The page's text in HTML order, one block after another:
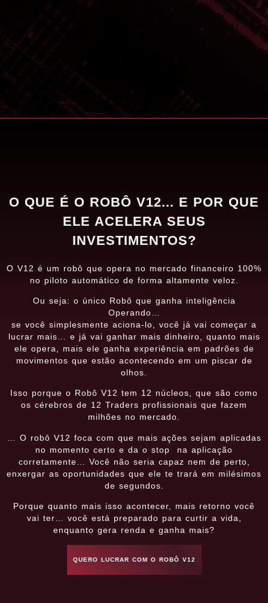
O QUE É O ROBÔ V12... E POR QUE
ELE ACELERA SEUS
INVESTIMENTOS?
O V12 é um robô que opera no mercado financeiro 100%
no piloto automático de forma altamente veloz.
Ou seja: o único Robô que ganha inteligência
Operando…
se você simplesmente aciona-lo, você já vai começar a
lucrar mais… e já vai ganhar mais dinheiro, quanto mais
ele opera, mais ele ganha experiência em padrões de
movimentos que estão acontecendo em um piscar de
olhos.
Isso porque o Robô V12 tem 12 núcleos, que são como
os cérebros de 12 Traders profissionais que fazem
milhões no mercado.
… O robô V12 foca com que mais ações sejam aplicadas
no momento certo e da o stop na aplicação
corretamente… Você não seria capaz nem de perto,
enxergar as oportunidades que ele te trará em milésimos
de segundos.
Porque quanto mais isso acontecer, mais retorno você
vai ter… você está preparado para curtir a vida,
enquanto gera renda e ganha mais?
QUERO LUCRAR COM O ROBÔ V12